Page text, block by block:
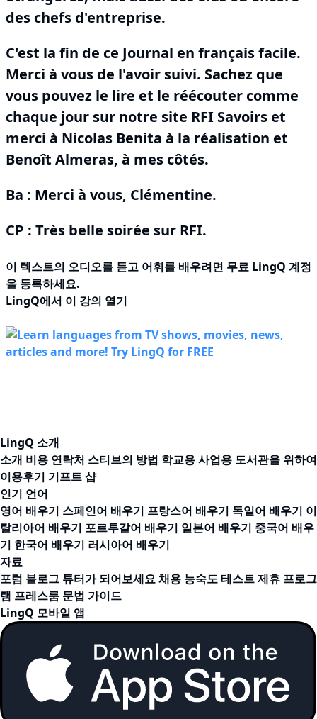
des chefs d'entreprise.
C'est la fin de ce Journal en français facile.
Merci à vous de l'avoir suivi. Sachez que
vous pouvez le lire et le réécouter comme
chaque jour sur notre site RFI Savoirs et
merci à Nicolas Benita à la réalisation et
Benoît Almeras, à mes côtés.
Ba : Merci à vous, Clémentine.
CP : Très belle soirée sur RFI.
이 텍스트의 오디오를 듣고 어휘를 배우려면 무료 LingQ 계정
을 등록하세요.
LingQ에서 이 강의 열기
LingQ 소개
소개 비용 연락처 스티브의 방법 학교용사업용 도서관을 위하여
이용후기 기프트 샵
인기 언어
영어 배우기 스페인어 배우기 프랑스어 배우기 독일어 배우기 이
탈리아어 배우기 포르투갈어 배우기 일본어 배우기 중국어 배우
기 한국어 배우기 러시아어 배우기
자료
포럼 블로그 튜터가 되어보세요채용 능숙도 테스트제휴 프로그
램 프레스룸 문법 가이드
LingQ 모바일 앱